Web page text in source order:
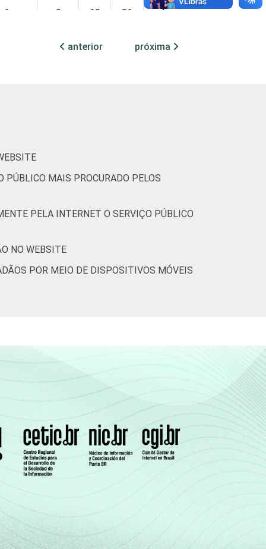
1 0 10 86 4
Pesquisa sobre o uso das
anterior próxima
PÚBLICO MAIS PROCURADO PELOS
PELA INTERNET O SERVIÇO PÚBLICO
NO WEBSITE
POR MEIO DE DISPOSITIVOS MÓVEIS